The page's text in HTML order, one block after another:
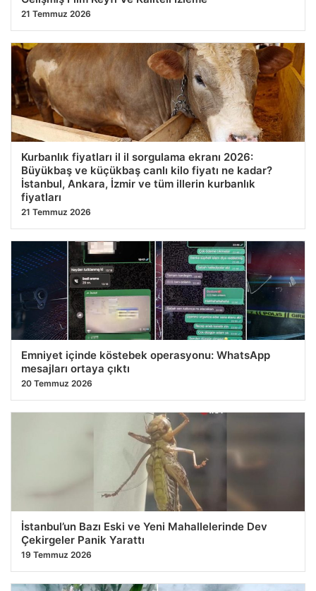
21 Temmuz 2026
Kurbanlık fiyatları il il sorgulama ekranı 2026:
Büyükbaş ve küçükbaş canlı kilo fiyatı ne kadar?
İstanbul, Ankara, İzmir ve tüm illerin kurbanlık
fiyatları
21 Temmuz 2026
Emniyet içinde köstebek operasyonu: WhatsApp
mesajları ortaya çıktı
20 Temmuz 2026
İstanbul’un Bazı Eski ve Yeni Mahallelerinde Dev
Çekirgeler Panik Yarattı
19 Temmuz 2026